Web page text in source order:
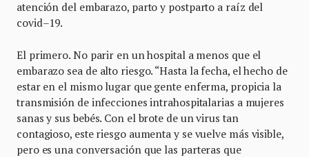
atención del embarazo, parto y postparto a raíz del
covid–19.
El primero. No parir en un hospital a menos que el
embarazo sea de alto riesgo. “Hasta la fecha, el hecho de
estar en el mismo lugar que gente enferma, propicia la
transmisión de infecciones intrahospitalarias a mujeres
sanas y sus bebés. Con el brote de un virus tan
contagioso, este riesgo aumenta y se vuelve más visible,
pero es una conversación que las parteras que